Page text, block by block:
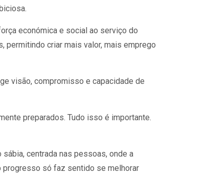
económica e social ao serviço do
permitindo criar mais valor, mais emprego
visão, compromisso e capacidade de
preparados. Tudo isso é importante.
centrada nas pessoas, onde a
progresso só faz sentido se melhorar